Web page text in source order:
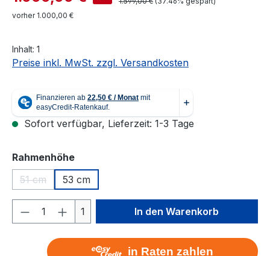
vorher 1.000,00 €
Inhalt: 1
Preise inkl. MwSt. zzgl. Versandkosten
Sofort verfügbar, Lieferzeit: 1-3 Tage
Rahmenhöheauswählen
51 cm
(Diese Option ist zurzeit nicht verfügbar.)
53 cm
Produkt Anzahl: Gib den
1 In den Warenkorb